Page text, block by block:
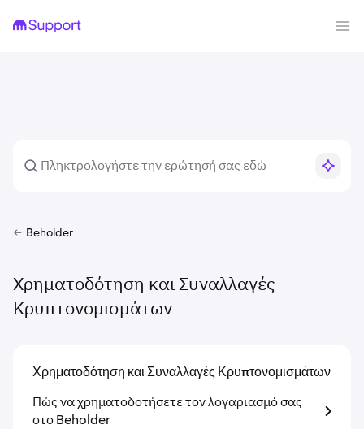
Beholder
Χρηματοδότηση και Συναλλαγές
Κρυπτονομισμάτων
Χρηματοδότηση και Συναλλαγές Κρυπτονομισμάτων
Πώς να χρηματοδοτήσετε τον λογαριασμό σας
στο Beholder